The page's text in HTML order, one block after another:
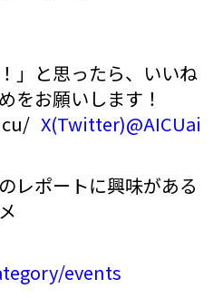
」と思ったら、いいね
をお願いします！
X(Twitter)@AICUai
レポートに興味がある
events